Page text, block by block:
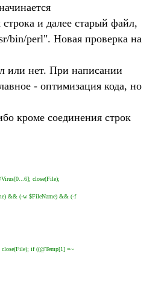
строка и далее старый файл,
bin/perl". Новая проверка на
или нет. При написании
- оптимизация кода, но
кроме соединения строк
close(File);
&& (-w $FileName) && (-f
if ((@Temp[1] =~